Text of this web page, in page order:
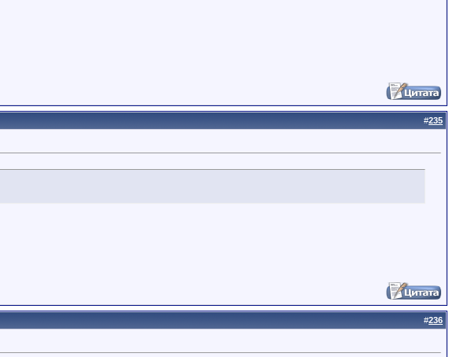
#235
#236